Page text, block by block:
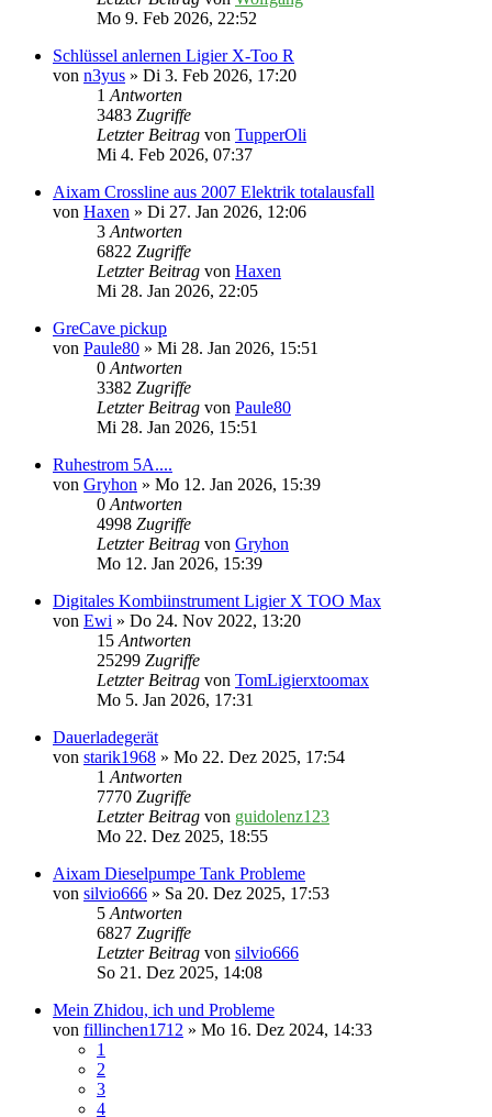
Mo 9. Feb 2026, 22:52
Schlüssel anlernen Ligier X-Too R
von n3yus » Di 3. Feb 2026, 17:20
1Antworten
3483 Zugriffe
Letzter Beitrag von TupperOli
Mi 4. Feb 2026, 07:37
Aixam Crossline aus 2007 Elektrik totalausfall
von Haxen » Di 27. Jan 2026, 12:06
3Antworten
6822 Zugriffe
Letzter Beitrag von Haxen
Mi 28. Jan 2026, 22:05
GreCave pickup
von Paule80 » Mi 28. Jan 2026, 15:51
0Antworten
3382 Zugriffe
Letzter Beitrag von Paule80
Mi 28. Jan 2026, 15:51
Ruhestrom 5A....
von Gryhon » Mo 12. Jan 2026, 15:39
0Antworten
4998 Zugriffe
Letzter Beitrag von Gryhon
Mo 12. Jan 2026, 15:39
Digitales Kombiinstrument Ligier X TOO Max
von Ewi » Do 24. Nov 2022, 13:20
15Antworten
25299 Zugriffe
Letzter Beitrag von TomLigierxtoomax
Mo 5. Jan 2026, 17:31
Dauerladegerät
von starik1968 » Mo 22. Dez 2025, 17:54
1Antworten
7770 Zugriffe
Letzter Beitrag von guidolenz123
Mo 22. Dez 2025, 18:55
Aixam Dieselpumpe Tank Probleme
von silvio666 » Sa 20. Dez 2025, 17:53
5Antworten
6827 Zugriffe
Letzter Beitrag von silvio666
So 21. Dez 2025, 14:08
Mein Zhidou, ich und Probleme
von fillinchen1712 » Mo 16. Dez 2024, 14:33
1
2
3
4